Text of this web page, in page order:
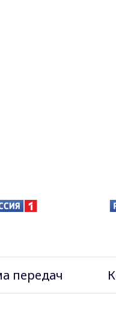
передач